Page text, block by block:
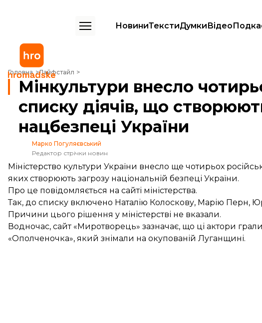
НовиниТекстиДумкиВідео
Головна Лайфстайл
Мінкультури внесло чотирьох акторів із РФ до списку діячів, що створюють
Мінкультури внесло
списку діячів, що
нацбезпеці України
Марко Погуляєвський
Редактор стрічки новин
Міністерство культури України внесло ще чотирьох
яких створюють загрозу національній безпеці України.
Про це повідомляється на сайті міністерства.
Так, до списку включено Наталію Колоскову, Марію Перн,
Причини цього рішення у міністерстві не вказали.
Водночас, сайт «Миротворець» зазначає, що ці актори
«Ополченочка», який знімали на окупованій Луганщині.